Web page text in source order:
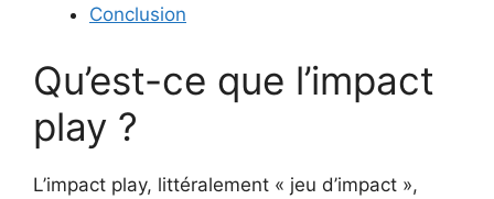
Conclusion
Qu’est-ce que l’impact
play ?
L’impact play, littéralement « jeu d’impact »,